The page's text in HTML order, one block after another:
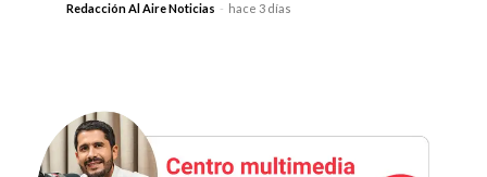
Redacción Al Aire Noticias - hace 3 días